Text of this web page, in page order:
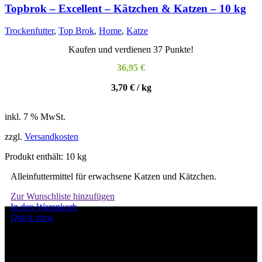
mehrere
auf.
Optionen
Produktseite
Topbrok – Excellent – Kätzchen & Katzen – 10 kg
Trockenfutter, Top Brok, Home, Katze
Kaufen und verdienen 37 Punkte!
36,95 €
3,70 €/kg
inkl. 7 % MwSt.
zzgl. Versandkosten
Produkt enthält: 10 kg
Alleinfuttermittel für erwachsene Katzen und Kätzchen.
Zur Wunschliste hinzufügen
In den Warenkorb
Quick view